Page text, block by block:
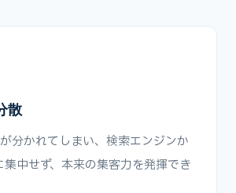
散
分かれてしまい、検索エンジンか
集中せず、本来の集客力を発揮でき